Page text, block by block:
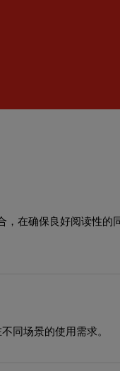
在确保良好阅读性
同场景的使用需求。